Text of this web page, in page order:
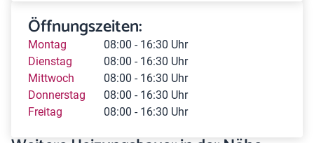
Öffnungszeiten:
Montag
08:00 - 16:30 Uhr
Dienstag
08:00 - 16:30 Uhr
Mittwoch
08:00 - 16:30 Uhr
Donnerstag
08:00 - 16:30 Uhr
Freitag
08:00 - 16:30 Uhr